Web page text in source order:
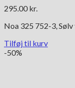
295.00 kr.
Noa 325 752-3,
Tilføj til kurv
-50%